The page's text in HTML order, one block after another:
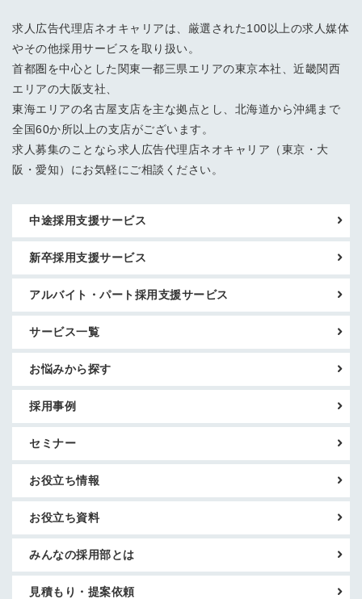
求人広告代理店ネオキャリアは、厳選された100以上の求人媒体
やその他採用サービスを取り扱い。
首都圏を中心とした関東一都三県エリアの東京本社、近畿関西
エリアの大阪支社、
東海エリアの名古屋支店を主な拠点とし、北海道から沖縄まで
全国60か所以上の支店がございます。
求人募集のことなら求人広告代理店ネオキャリア（東京・大
阪・愛知）にお気軽にご相談ください。
中途採用支援サービス
新卒採用支援サービス
アルバイト・パート採用支援サービス
サービス一覧
お悩みから探す
採用事例
セミナー
お役立ち情報
お役立ち資料
みんなの採用部とは
見積もり・提案依頼